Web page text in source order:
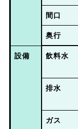
間口
奥行
設備 飲料水
排水
ガス